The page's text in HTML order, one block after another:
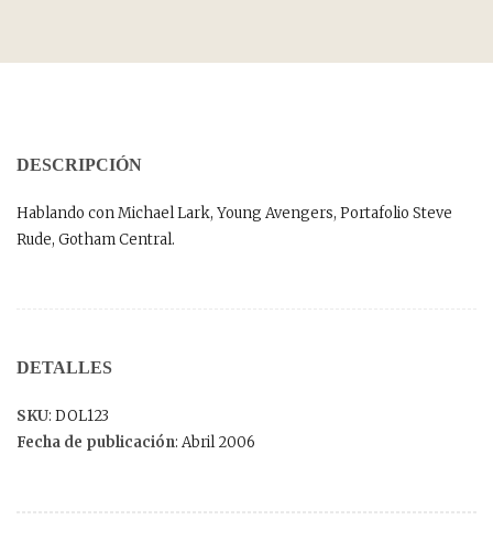
DESCRIPCIÓN
Hablando con Michael Lark, Young Avengers, Portafolio Steve
Rude, Gotham Central.
DETALLES
SKU: DOL123
Fecha de publicación: Abril 2006